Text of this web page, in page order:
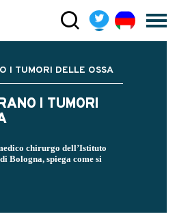
I TUMORI DELLE OSSA
I TUMORI
chirurgo dell’Istituto
Bologna, spiega come si